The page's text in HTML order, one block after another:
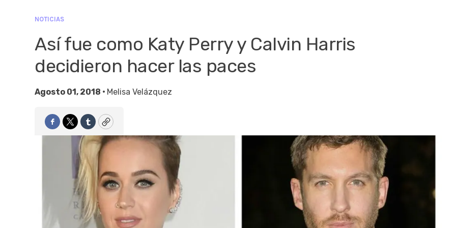
NOTICIAS
Así fue como Katy Perry y Calvin Harris
decidieron hacer las paces
Agosto 01, 2018 • Melisa Velázquez
Facebook
TwitterTumblrCopy